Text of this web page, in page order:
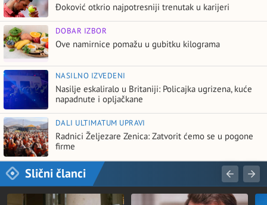
Đoković otkrio najpotresniji trenutak u karijeri
DOBAR IZBOR
Ove namirnice pomažu u gubitku kilograma
NASILNO IZVEDENI
Nasilje eskaliralo u Britaniji: Policajka ugrizena, kuće
napadnute i opljačkane
DALI ULTIMATUM UPRAVI
Radnici Željezare Zenica: Zatvorit ćemo se u pogone
firme
Slični članci